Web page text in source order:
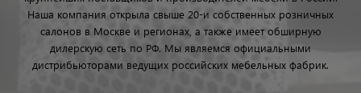
Наша компания открыла свыше 20-и собственных розничных
салонов в Москве и регионах, а также имеет обширную
дилерскую сеть по РФ. Мы являемся официальными
дистрибьюторами ведущих российских мебельных фабрик.